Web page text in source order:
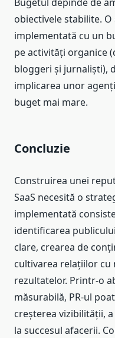
Bugetul depinde de
obiectivele stabilite.
implementată cu un
pe activități organice
bloggeri și jurnaliști),
implicarea unor
buget mai mare.
Concluzie
Construirea unei
SaaS necesită o
implementată
identificarea
clare, crearea de
cultivarea relațiilor cu
rezultatelor. Printr-o
măsurabilă, PR-ul
creșterea vizibilității,
la succesul afacerii.